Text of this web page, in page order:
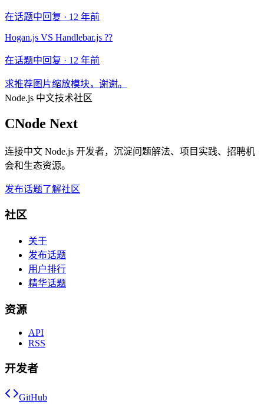
在话题中回复 · 12 年前
Hogan.js VS Handlebar.js ??
在话题中回复 · 12 年前
求推荐图片缩放模块，谢谢。
Node.js 中文技术社区
CNode Next
连接中文 Node.js 开发者，沉淀问题解法、项目实践、招聘机
会和生态资源。
发布话题了解社区
社区
关于
发布话题
用户排行
精华话题
资源
API
RSS
开发者
GitHub